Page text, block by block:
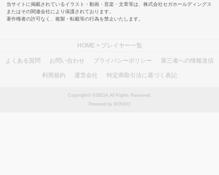
当サイトに掲載されているイラスト・動画・音楽・文章等は、株式会社セガホールディングス
またはその関連会社により保護されております。
著作権者の許可なく、複製・転載等の行為を禁止いたします。
HOME> プレイヤー一覧
よくある質問 お問い合わせ プライバシーポリシー 第三者への情報送信
利用規約 運営会社 特定商取引法に基づく表記
Copyright© ©SEGA All Rights Reserved.
Powered by BONDO